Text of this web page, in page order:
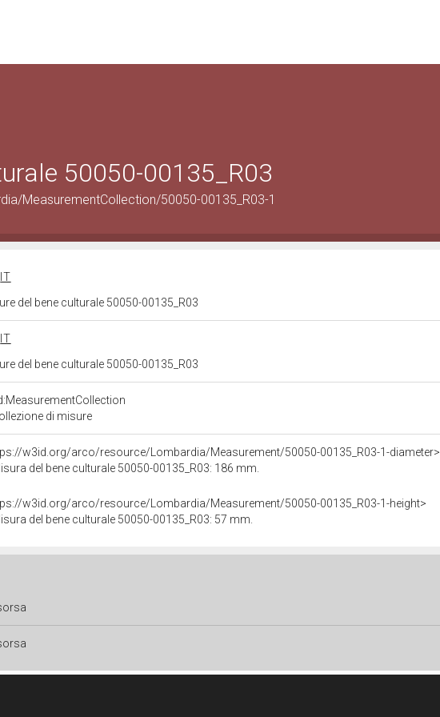
50050-00135_R03
MeasurementCollection/50050-00135_R03-1
IT
del bene culturale 50050-00135_R03
IT
del bene culturale 50050-00135_R03
di misure
w3id.org/arco/resource/Lombardia/Measurement/50050-00135_R03-1-diameter>
del bene culturale 50050-00135_R03: 186 mm.
w3id.org/arco/resource/Lombardia/Measurement/50050-00135_R03-1-height>
del bene culturale 50050-00135_R03: 57 mm.